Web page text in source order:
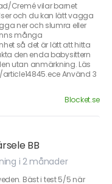
Cremé vilar barnet
och du kan lätt vagga
ner och slumra eller
många
så det är lätt att hitta
den enda babysittern
utan anmärkning. Läs
Använd 3
Blocket.se
BB
i 2 månader
Bäst i test 5/5 när